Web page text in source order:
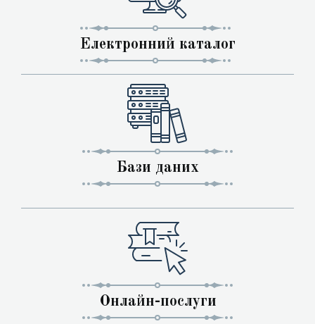
Електронний каталог
Бази даних
Онлайн-послуги